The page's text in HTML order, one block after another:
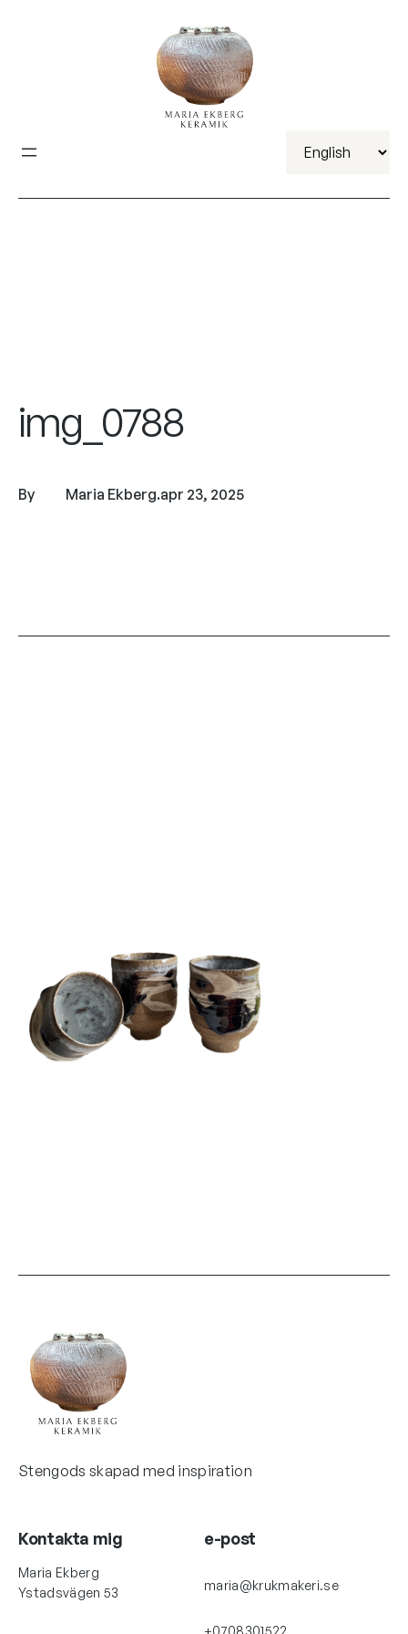
ett
img_0788
By Maria Ekberg.apr 23, 2025
Stengods skapad med inspiration
Kontakta mig
Maria Ekberg
Ystadsvägen 53
e-post
maria@krukmakeri.se